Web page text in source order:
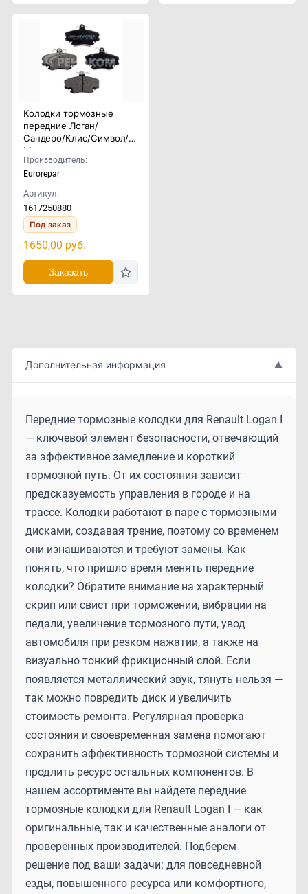
Колодки тормозные
передние Логан/
Сандеро/Клио/Символ/
Меган
Производитель:
Eurorepar
Артикул:
1617250880
Под заказ
1650,00 руб.
Заказать
Дополнительная информация ▲
Передние тормозные колодки для Renault Logan I
— ключевой элемент безопасности, отвечающий
за эффективное замедление и короткий
тормозной путь. От их состояния зависит
предсказуемость управления в городе и на
трассе. Колодки работают в паре с тормозными
дисками, создавая трение, поэтому со временем
они изнашиваются и требуют замены. Как
понять, что пришло время менять передние
колодки? Обратите внимание на характерный
скрип или свист при торможении, вибрации на
педали, увеличение тормозного пути, увод
автомобиля при резком нажатии, а также на
визуально тонкий фрикционный слой. Если
появляется металлический звук, тянуть нельзя —
так можно повредить диск и увеличить
стоимость ремонта. Регулярная проверка
состояния и своевременная замена помогают
сохранить эффективность тормозной системы и
продлить ресурс остальных компонентов. В
нашем ассортименте вы найдете передние
тормозные колодки для Renault Logan I — как
оригинальные, так и качественные аналоги от
проверенных производителей. Подберем
решение под ваши задачи: для повседневной
езды, повышенного ресурса или комфортного,